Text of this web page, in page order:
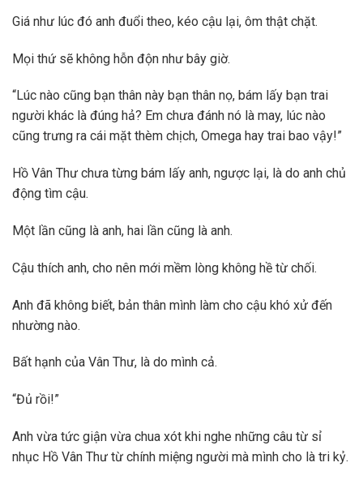
Giá như lúc đó anh đuổi theo, kéo cậu lại, ôm thật chặt.
Mọi thứ sẽ không hỗn độn như bây giờ.
“Lúc nào cũng bạn thân này bạn thân nọ, bám lấy bạn trai
người khác là đúng hả? Em chưa đánh nó là may, lúc nào
cũng trưng ra cái mặt thèm chịch, Omega hay trai bao vậy!”
Hồ Vân Thư chưa từng bám lấy anh, ngược lại, là do anh chủ
động tìm cậu.
Một lần cũng là anh, hai lần cũng là anh.
Cậu thích anh, cho nên mới mềm lòng không hề từ chối.
Anh đã không biết, bản thân mình làm cho cậu khó xử đến
nhường nào.
Bất hạnh của Vân Thư, là do mình cả.
“Đủ rồi!”
Anh vừa tức giận vừa chua xót khi nghe những câu từ sỉ
nhục Hồ Vân Thư từ chính miệng người mà mình cho là tri kỷ.